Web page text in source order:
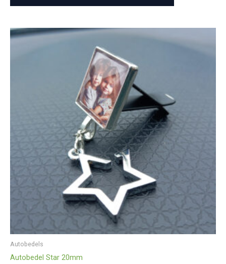
Autobedels
Autobedel Star 20mm
Oorspronkelijke
Huidige